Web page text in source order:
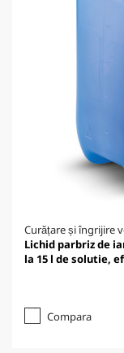
Curățare și îngrijire
Lichid parbriz de
la 15 l de solutie,
Compara